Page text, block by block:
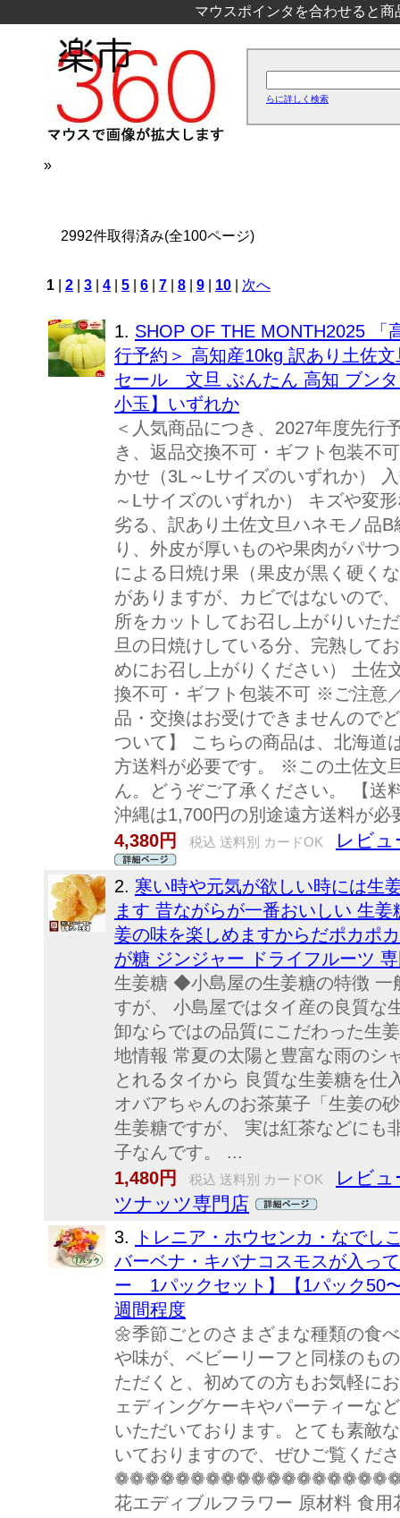
マウスポインタを合わせると
らに詳しく検索
»
2992件取得済み(全100ページ)
1 2 3 4 5 6 7 8 9 10 次へ
1. SHOP OF THE MONTH2025 「
行予約＞ 高知産10kg 訳あり土
セール 文旦 ぶんたん 高知 ブン
小玉】いずれか
＜人気商品につき、2027年度先
き、返品交換不可・ギフト包装
かせ（3L～Lサイズのいずれか）
～Lサイズのいずれか） キズや変
劣る、訳あり土佐文旦ハネモノ品
り、外皮が厚いものや果肉がパサ
による日焼け果（果皮が黒く硬く
がありますが、カビではないので
所をカットしてお召し上がりいた
旦の日焼けしている分、完熟して
めにお召し上がりください） 土佐
換不可・ギフト包装不可 ※ご注意
品・交換はお受けできませんので
ついて】 こちらの商品は、北海道
方送料が必要です。 ※この土佐文
ん。どうぞご了承ください。 【送
沖縄は1,700円の別途遠
4,380円
税込 送料別 カードOK レビュ
2. 寒い時や元気が欲しい時には生
ます 昔ながらが一番おいしい 生
姜の味を楽しめますからだポカポ
が糖 ジンジャー ドライフルーツ
生姜糖 ◆小島屋の生姜糖の特徴 一
すが、 小島屋ではタイ産の良質な
卸ならではの品質にこだわった生
地情報 常夏の太陽と豊富な雨のシ
とれるタイから 良質な生姜糖を
オバアちゃんのお茶菓子「生姜の
生姜糖ですが、 実は紅茶などにも
子なんです。 ...
1,480円
税込 送料別 カードOK
レビュ
ツナッツ専門店
3.
トレニア・ホウセンカ・なでし
バーベナ・キバナコスモスが入っ
ー 1パックセット】【1パック50
週間程度
🌼季節ごとのさまざまな種類の食
や味が、ベビーリーフと同様のも
ただくと、初めての方もお気軽に
ェディングケーキやパーティーな
いただいております。とても素敵
いておりますので、ぜひご覧くだ
花エディブルフラワー 原材料 食